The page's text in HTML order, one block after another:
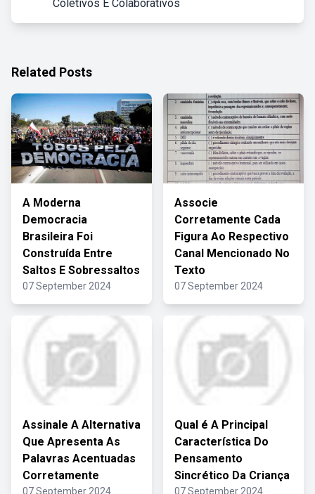
Coletivos E Colaborativos
Related Posts
A Moderna
Democracia
Brasileira Foi
Construída Entre
Saltos E Sobressaltos
07 September 2024
Associe
Corretamente Cada
Figura Ao Respectivo
Canal Mencionado No
Texto
07 September 2024
Assinale A Alternativa
Que Apresenta As
Palavras Acentuadas
Corretamente
07 September 2024
Qual é A Principal
Característica Do
Pensamento
Sincrético Da Criança
07 September 2024